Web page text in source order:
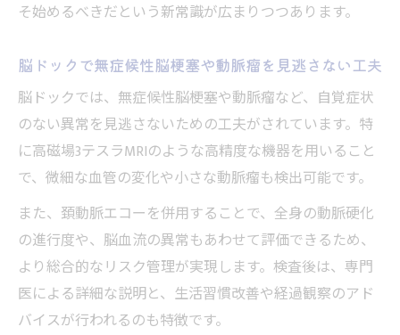
そ始めるべきだという新常識が広まりつつあります。
脳ドックで無症候性脳梗塞や動脈瘤を見逃さない工夫
脳ドックでは、無症候性脳梗塞や動脈瘤など、自覚症状
のない異常を見逃さないための工夫がされています。特
に高磁場3テスラMRIのような高精度な機器を用いること
で、微細な血管の変化や小さな動脈瘤も検出可能です。
また、頚動脈エコーを併用することで、全身の動脈硬化
の進行度や、脳血流の異常もあわせて評価できるため、
より総合的なリスク管理が実現します。検査後は、専門
医による詳細な説明と、生活習慣改善や経過観察のアド
バイスが行われるのも特徴です。